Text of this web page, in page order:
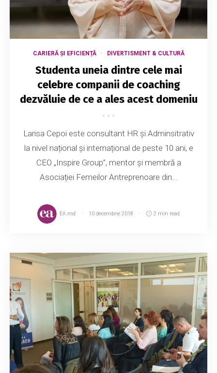
CARIERĂ ȘI EFICIENȚĂ DIVERTISMENT & CULTURĂ
Studenta uneia dintre cele mai
celebre companii de coaching
dezvăluie de ce a ales acest domeniu
Larisa Cepoi este consultant HR și Adminsitrativ
la nivel național și internațional de peste 10 ani, e
CEO „Inspire Group”, mentor și membră a
Asociației Femeilor Antreprenoare din...
EA.md 10 decembrie 2018 2 min read